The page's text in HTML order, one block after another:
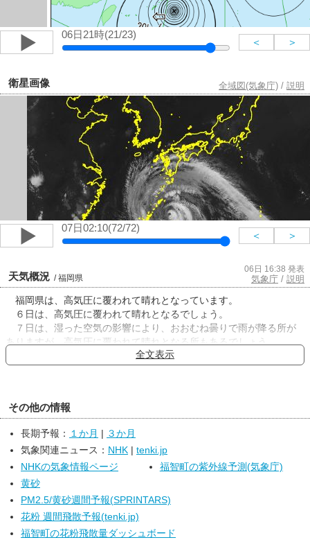
06日21時(21/23)
＜ ＞
衛星画像 全域図(気象庁) / 説明
07日02:10(72/72)
＜ ＞
天気概況 / 福岡県
06日 16:38 発表
気象庁 / 説明
福岡県は、高気圧に覆われて晴れとなっています。
６日は、高気圧に覆われて晴れとなるでしょう。
７日は、湿った空気の影響により、おおむね曇りで雨が降る所が
ありますが、高気圧に覆われて晴れとなる所もあるでしょう。
全文表示
その他の情報
長期予報： １か月
３か月
気象関連ニュース： NHK
tenki.jp
NHKの気象情報ページ
福智町の紫外線予測(気象庁)
黄砂
PM2.5/黄砂週間予報(SPRINTARS)
花粉 週間飛散予報(tenki.jp)
福智町の花粉飛散量ダッシュボード